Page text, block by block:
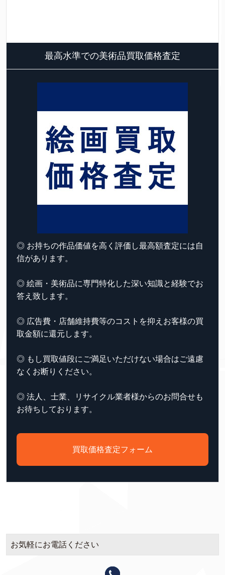
最高水準での美術品買取価格査定
◎ お持ちの作品価値を高く評価し最高額査定には自
信があります。
◎ 絵画・美術品に専門特化した深い知識と経験でお
答え致します。
◎ 広告費・店舗維持費等のコストを抑えお客様の買
取金額に還元します。
◎ もし買取値段にご満足いただけない場合はご遠慮
なくお断りください。
◎ 法人、士業、リサイクル業者様からのお問合せも
お待ちしております。
買取価格査定フォーム
お気軽にお電話ください